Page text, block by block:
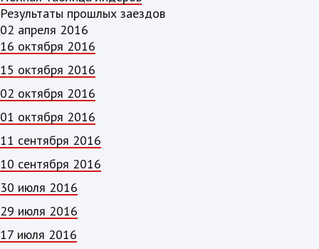
Результаты прошлых заездов
02 апреля 2016
16 октября 2016
15 октября 2016
02 октября 2016
01 октября 2016
11 сентября 2016
10 сентября 2016
30 июля 2016
29 июля 2016
17 июля 2016